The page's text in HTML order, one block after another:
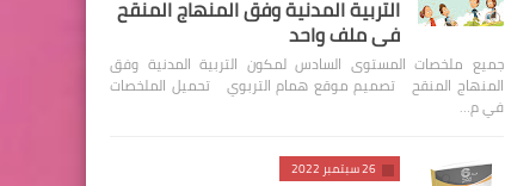
التربية المدنية وفق المنهاج المنقح
في ملف واحد
جميع ملخصات المستوى السادس لمكون التربية المدنية وفق
المنهاج المنقح تصميم موقع همام التربوي تحميل الملخصات
في م…
26 سبتمبر 2022